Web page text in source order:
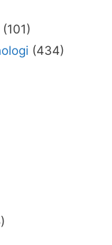
(101)
(434)